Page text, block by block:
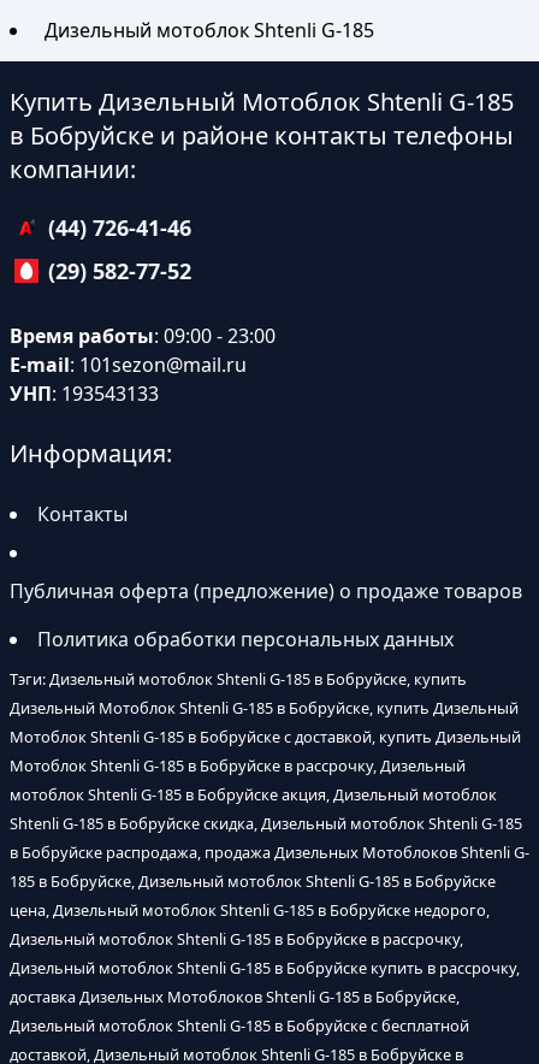
Дизельный мотоблок Shtenli G-185
Купить Дизельный Мотоблок Shtenli G-185
в Бобруйске и районе контакты телефоны
компании:
(44) 726-41-46
(29) 582-77-52
Время работы: 09:00 - 23:00
E-mail: 101sezon@mail.ru
УНП: 193543133
Информация:
Контакты
Публичная оферта (предложение) о продаже товаров
Политика обработки персональных данных
Тэги: Дизельный мотоблок Shtenli G-185 в Бобруйске, купить
Дизельный Мотоблок Shtenli G-185 в Бобруйске, купить Дизельный
Мотоблок Shtenli G-185 в Бобруйске с доставкой, купить Дизельный
Мотоблок Shtenli G-185 в Бобруйске в рассрочку, Дизельный
мотоблок Shtenli G-185 в Бобруйске акция, Дизельный мотоблок
Shtenli G-185 в Бобруйске скидка, Дизельный мотоблок Shtenli G-185
в Бобруйске распродажа, продажа Дизельных Мотоблоков Shtenli G-
185 в Бобруйске, Дизельный мотоблок Shtenli G-185 в Бобруйске
цена, Дизельный мотоблок Shtenli G-185 в Бобруйске недорого,
Дизельный мотоблок Shtenli G-185 в Бобруйске в рассрочку,
Дизельный мотоблок Shtenli G-185 в Бобруйске купить в рассрочку,
доставка Дизельных Мотоблоков Shtenli G-185 в Бобруйске,
Дизельный мотоблок Shtenli G-185 в Бобруйске с бесплатной
доставкой, Дизельный мотоблок Shtenli G-185 в Бобруйске в